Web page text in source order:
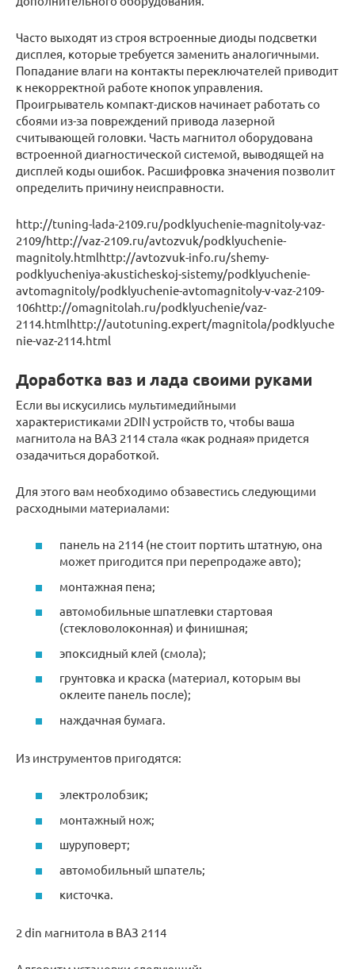
Часто выходят из строя встроенные диоды подсветки
дисплея, которые требуется заменить аналогичными.
Попадание влаги на контакты переключателей приводит
к некорректной работе кнопок управления.
Проигрыватель компакт-дисков начинает работать со
сбоями из-за повреждений привода лазерной
считывающей головки. Часть магнитол оборудована
встроенной диагностической системой, выводящей на
дисплей коды ошибок. Расшифровка значения позволит
определить причину неисправности.
http://tuning-lada-2109.ru/podklyuchenie-magnitoly-vaz-
2109/http://vaz-2109.ru/avtozvuk/podklyuchenie-
magnitoly.htmlhttp://avtozvuk-info.ru/shemy-
podklyucheniya-akusticheskoj-sistemy/podklyuchenie-
avtomagnitoly/podklyuchenie-avtomagnitoly-v-vaz-2109-
106http://omagnitolah.ru/podklyuchenie/vaz-
2114.htmlhttp://autotuning.expert/magnitola/podklyuche
nie-vaz-2114.html
Доработка ваз и лада своими руками
Если вы искусились мультимедийными
характеристиками 2DIN устройств то, чтобы ваша
магнитола на ВАЗ 2114 стала «как родная» придется
озадачиться доработкой.
Для этого вам необходимо обзавестись следующими
расходными материалами:
панель на 2114 (не стоит портить штатную, она
может пригодится при перепродаже авто);
монтажная пена;
автомобильные шпатлевки стартовая
(стекловолоконная) и финишная;
эпоксидный клей (смола);
грунтовка и краска (материал, которым вы
оклеите панель после);
наждачная бумага.
Из инструментов пригодятся:
электролобзик;
монтажный нож;
шуруповерт;
автомобильный шпатель;
кисточка.
2 din магнитола в ВАЗ 2114